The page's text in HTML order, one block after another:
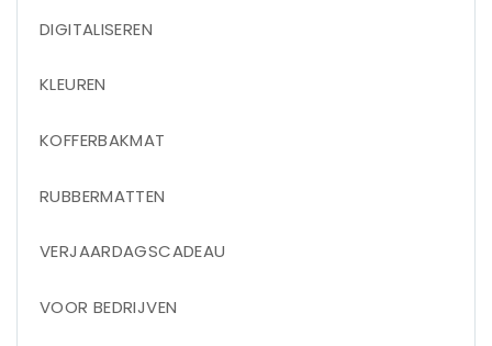
DIGITALISEREN
KLEUREN
KOFFERBAKMAT
RUBBERMATTEN
VERJAARDAGSCADEAU
VOOR BEDRIJVEN